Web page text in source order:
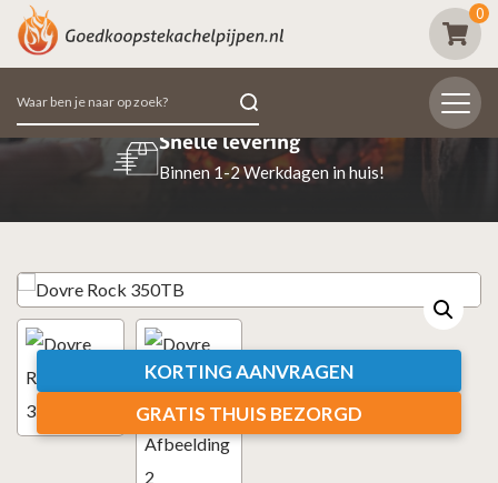
0
Zoeken
naar:
Beoordeeld met een 9.7
98% van de klanten beoordeeld ons positief
KORTING AANVRAGEN
GRATIS THUIS BEZORGD